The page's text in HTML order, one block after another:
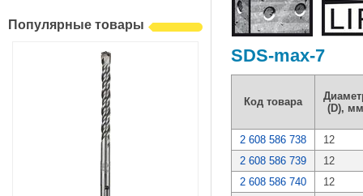
Популярные товары
SDS-max-7
Код товара
(D), мм
2 608 586 738
12
2 608 586 739
12
2 608 586 740
12